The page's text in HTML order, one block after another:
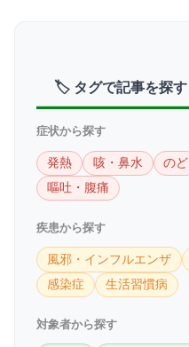
🏷 タグで記事を探す
症状から探す
発熱 咳・鼻水 のど
嘔吐・腹痛
疾患から探す
風邪・インフルエンザ
感染症
生活習慣病
対象者から探す